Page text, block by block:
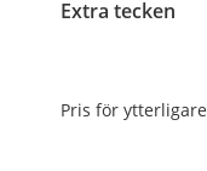
Extra tecken
Pris för